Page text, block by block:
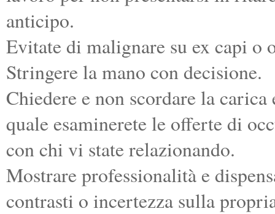
anticipo.
Evitate di malignare su ex capi
Stringere la mano con decisione.
Chiedere e non scordare la
quale esaminerete le offerte di
con chi vi state relazionando.
Mostrare professionalità e
contrasti o incertezza sulla